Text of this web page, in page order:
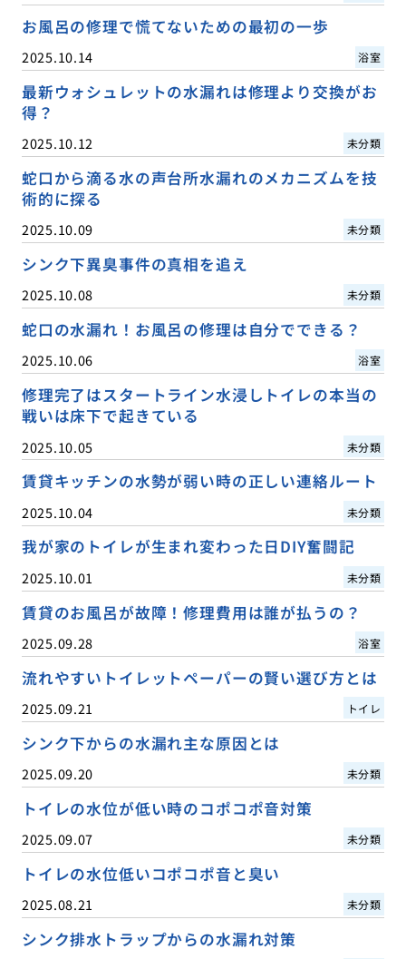
お風呂の修理で慌てないための最初の一歩
2025.10.14 浴室
最新ウォシュレットの水漏れは修理より交換がお
得？
2025.10.12 未分類
蛇口から滴る水の声台所水漏れのメカニズムを技
術的に探る
2025.10.09 未分類
シンク下異臭事件の真相を追え
2025.10.08 未分類
蛇口の水漏れ！お風呂の修理は自分でできる？
2025.10.06 浴室
修理完了はスタートライン水浸しトイレの本当の
戦いは床下で起きている
2025.10.05 未分類
賃貸キッチンの水勢が弱い時の正しい連絡ルート
2025.10.04 未分類
我が家のトイレが生まれ変わった日DIY奮闘記
2025.10.01 未分類
賃貸のお風呂が故障！修理費用は誰が払うの？
2025.09.28 浴室
流れやすいトイレットペーパーの賢い選び方とは
2025.09.21 トイレ
シンク下からの水漏れ主な原因とは
2025.09.20 未分類
トイレの水位が低い時のコポコポ音対策
2025.09.07 未分類
トイレの水位低いコポコポ音と臭い
2025.08.21 未分類
シンク排水トラップからの水漏れ対策